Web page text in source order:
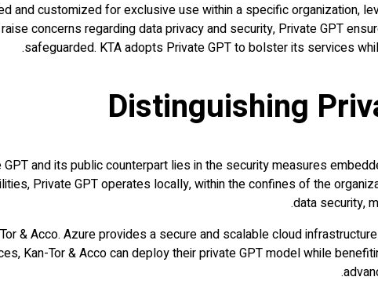
and customized for exclusive use within a specific organization,
concerns regarding data privacy and security, Private GPT
safeguarded. KTA adopts Private GPT to bolster its services
Distinguishing
and its public counterpart lies in the security measures
Private GPT operates locally, within the confines of the
data security,
& Acco. Azure provides a secure and scalable cloud
Kan-Tor & Acco can deploy their private GPT model while